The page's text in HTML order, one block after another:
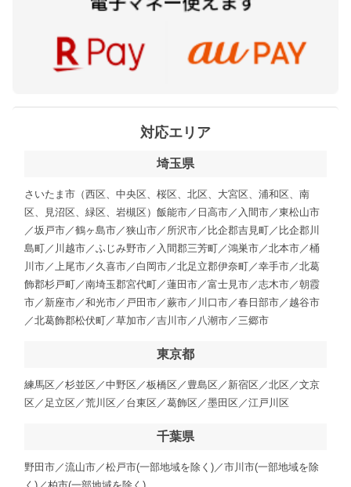
対応エリア
埼玉県
さいたま市（西区、中央区、桜区、北区、大宮区、浦和区、南
区、見沼区、緑区、岩槻区）飯能市／日高市／入間市／東松山市
／坂戸市／鶴ヶ島市／狭山市／所沢市／比企郡吉見町／比企郡川
島町／川越市／ふじみ野市／入間郡三芳町／鴻巣市／北本市／桶
川市／上尾市／久喜市／白岡市／北足立郡伊奈町／幸手市／北葛
飾郡杉戸町／南埼玉郡宮代町／蓮田市／富士見市／志木市／朝霞
市／新座市／和光市／戸田市／蕨市／川口市／春日部市／越谷市
／北葛飾郡松伏町／草加市／吉川市／八潮市／三郷市
東京都
練馬区／杉並区／中野区／板橋区／豊島区／新宿区／北区／文京
区／足立区／荒川区／台東区／葛飾区／墨田区／江戸川区
千葉県
野田市／流山市／松戸市(一部地域を除く)／市川市(一部地域を除